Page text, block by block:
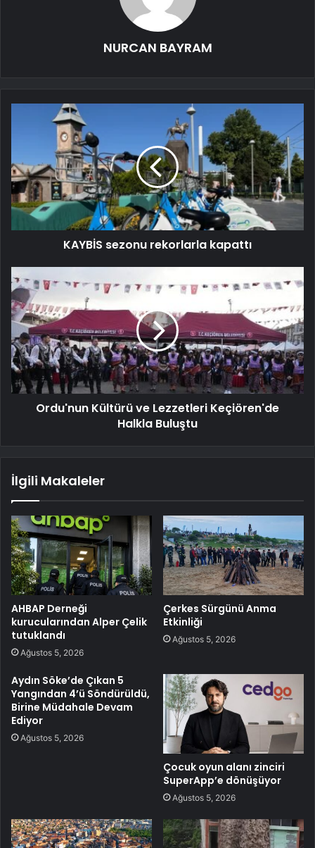
NURCAN BAYRAM
KAYBİS sezonu rekorlarla kapattı
Ordu'nun Kültürü ve Lezzetleri Keçiören'de
Halkla Buluştu
İlgili Makaleler
AHBAP Derneği
kurucularından Alper Çelik
tutuklandı
Ağustos 5, 2026
Çerkes Sürgünü Anma
Etkinliği
Ağustos 5, 2026
Aydın Söke’de Çıkan 5
Yangından 4’ü Söndürüldü,
Birine Müdahale Devam
Ediyor
Ağustos 5, 2026
Çocuk oyun alanı zinciri
SuperApp’e dönüşüyor
Ağustos 5, 2026